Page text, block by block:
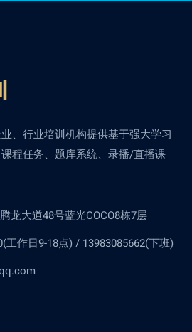
、行业培训机构提供基于强大学习
程任务、题库系统、录播/直播课
龙大道48号蓝光COCO8栋7层
工作日9-18点) / 13983085662(下班)